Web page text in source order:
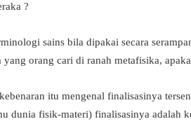
?
sains bila dipakai secara
orang cari di ranah metafisika,
itu mengenal finalisasinya
dunia fisik-materi) finalisasinya adalah